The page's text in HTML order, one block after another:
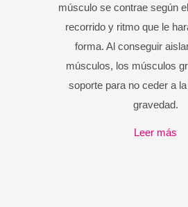
músculo se contrae según
recorrido y ritmo que le
forma. Al conseguir
músculos, los músculos
soporte para no ceder a
gravedad.
Leer más